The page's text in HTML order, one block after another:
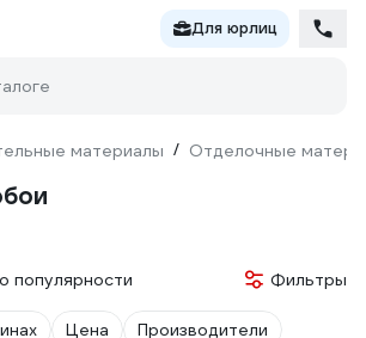
Для юрлиц
материалы / Отделочные
популярности Фильтры
Цена Производители